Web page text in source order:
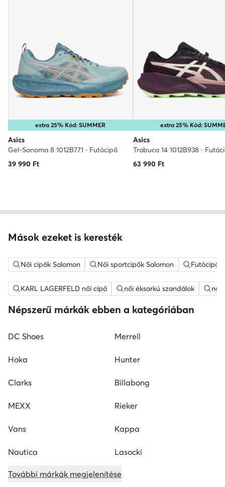
extra 25% Kód: SUMMER
Asics
Gel-Sonoma 8 1012B771 · Futócipő
39 990 Ft
extra 25% Kód:
Asics
Trabuco 14 1012B938 ·
63 990Ft
Mások ezeket is keresték
Női cipők Salomon Női sportcipők Salomon Futócipők
KARL LAGERFELD női cipő női éksarkú szandálok női
Népszerű márkák ebben a kategóriában
DC Shoes Merrell
Hoka Hunter
Clarks Billabong
MEXX Rieker
Vans Kappa
Nautica Lasocki
További márkák megjelenítése